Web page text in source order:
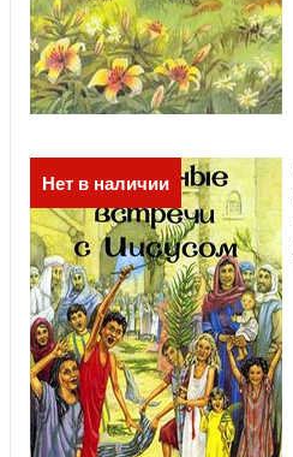
Нет в наличии